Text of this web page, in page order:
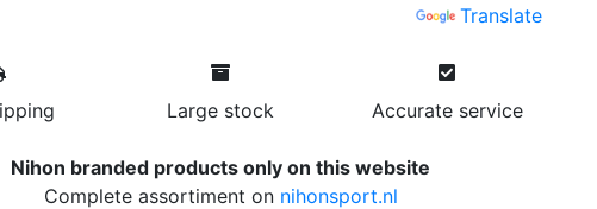
Translate
Large stock Accurate service
Nihon branded products only on this website
Complete assortiment on nihonsport.nl